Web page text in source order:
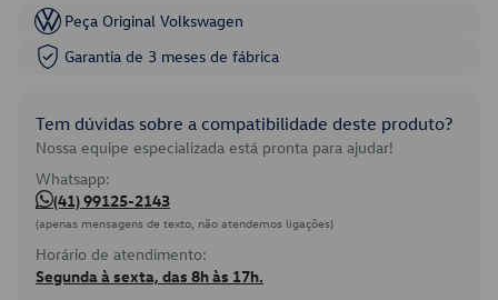
Peça Original Volkswagen
Garantia de 3 meses de fábrica
Tem dúvidas sobre a compatibilidade deste produto?
Nossa equipe especializada está pronta para ajudar!
Whatsapp:
(41) 99125-2143
(apenas mensagens de texto, não atendemos ligações)
Horário de atendimento:
Segunda à sexta, das 8h às 17h.